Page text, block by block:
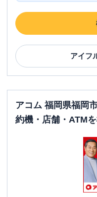
アイフ
アコム 福岡県福岡
約機・店舗・ATM